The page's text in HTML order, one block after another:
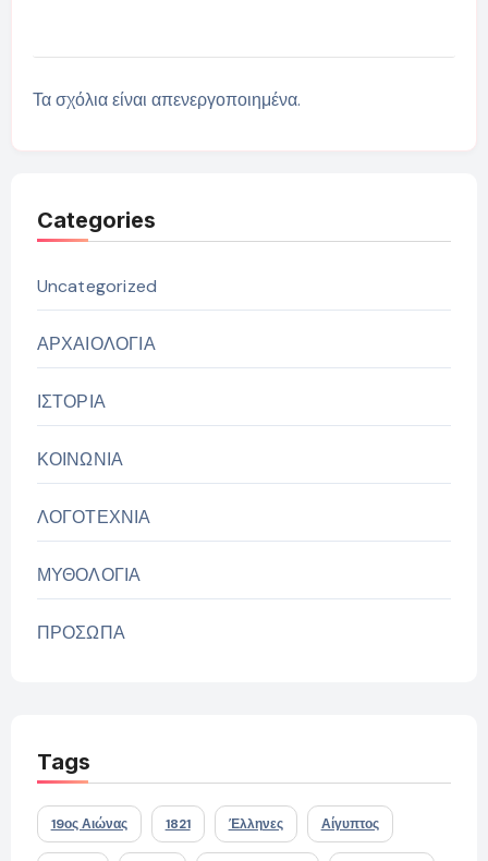
Τα σχόλια είναι απενεργοποιημένα.
Categories
Uncategorized
ΑΡΧΑΙΟΛΟΓΙΑ
ΙΣΤΟΡΙΑ
ΚΟΙΝΩΝΙΑ
ΛΟΓΟΤΕΧΝΙΑ
ΜΥΘΟΛΟΓΙΑ
ΠΡΟΣΩΠΑ
Tags
19ος Αιώνας 1821 Έλληνες Αίγυπτος